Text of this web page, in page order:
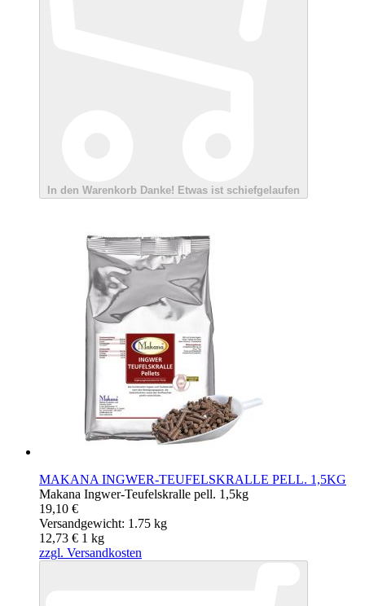
In den Warenkorb Danke! Etwas ist schiefgelaufen
MAKANA INGWER-TEUFELSKRALLE PELL. 1,5KG
Makana Ingwer-Teufelskralle pell. 1,5kg
19,10 €
Versandgewicht: 1.75 kg
12,73 € 1 kg
zzgl. Versandkosten